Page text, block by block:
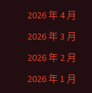
2026 年 4 月
2026 年 3 月
2026 年 2 月
2026 年 1 月